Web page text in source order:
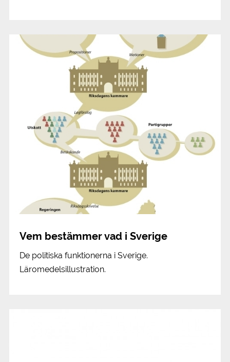
Vem bestämmer vad i Sverige
De politiska funktionerna i Sverige.
Läromedelsillustration.